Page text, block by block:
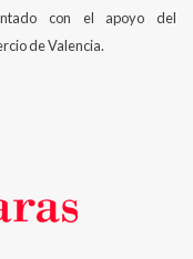
con el apoyo del
de Valencia.